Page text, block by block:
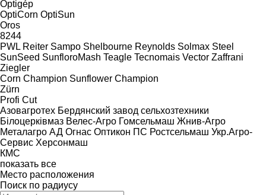
Optigép
OptiCorn OptiSun
Oros
8244
PWL Reiter Sampo Shelbourne Reynolds Solmax Steel
SunSeed SunfloroMash Teagle Tecnomais Vector Zaffrani
Ziegler
Corn Champion Sunflower Champion
Zürn
Profi Cut
Азовагротех Бердянский завод сельхозтехники
Білоцерківмаз Велес-Агро Гомсельмаш Жнив-Агро
Металагро АД Огнас Оптикон ПС Ростсельмаш Укр.Агро-
Сервис Херсонмаш
КМС
показать все
Место расположения
Поиск по радиусу